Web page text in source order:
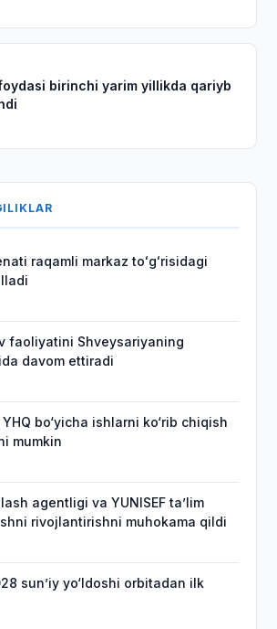
birinchi yarim yillikda qariyb
raqamli markaz toʻgʻrisidagi
faoliyatini Shveysariyaning
davom ettiradi
bo‘yicha ishlarni ko‘rib chiqish
mumkin
agentligi va YUNISEF taʼlim
rivojlantirishni muhokama qildi
sunʼiy yo‘ldoshi orbitadan ilk